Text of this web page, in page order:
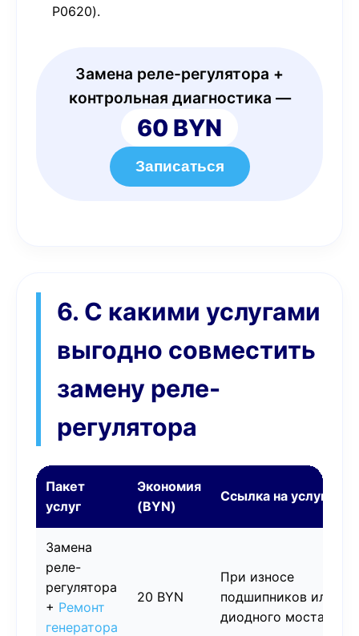
P0620).
Замена реле-регулятора +
контрольная диагностика —
60 BYN
Записаться
6. С какими услугами
выгодно совместить
замену реле-
регулятора
Пакет
услуг
Экономия
(BYN)
Ссылка на услугу
Замена
реле-
регулятора
+ Ремонт
генератора
20 BYN
При износе
подшипников или
диодного моста